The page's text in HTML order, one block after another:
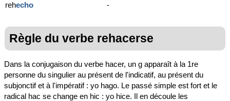
rehecho -
Règle du verbe rehacerse
Dans la conjugaison du verbe hacer, un g apparaît à la 1re
personne du singulier au présent de l'indicatif, au présent du
subjonctif et à l'impératif : yo hago. Le passé simple est fort et le
radical hac se change en hic : yo hice. Il en découle les